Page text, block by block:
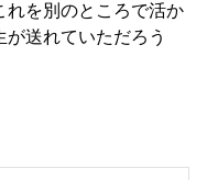
れを別のところで活か
送れていただろう